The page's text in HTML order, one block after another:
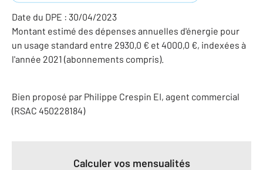
Date du DPE : 30/04/2023
Montant estimé des dépenses annuelles d'énergie pour
un usage standard entre 2930,0 € et 4000,0 €, indexées à
l'année 2021 (abonnements compris).
Bien proposé par Philippe Crespin EI, agent commercial
(RSAC 450228184)
Calculer vos mensualités